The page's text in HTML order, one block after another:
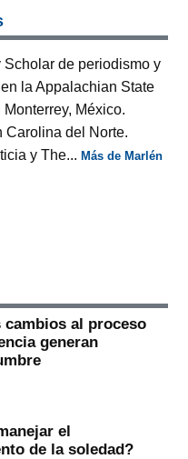
de periodismo y
la Appalachian State
México.
Carolina del Norte.
y The...Más de Marlén
cambios al proceso
generan
el
de la soledad?